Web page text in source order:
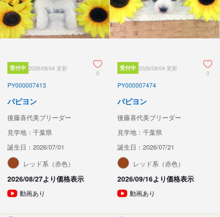
受付中 2026/08/04 更新
0
PY000007413
パピヨン
後藤喜代美ブリーダー
見学地：千葉県
誕生日：2026/07/01
レッド系（赤色）
2026/08/27より価格表示
動画あり
受付中 2026/08/04 更新
0
PY000007474
パピヨン
後藤喜代美ブリーダー
見学地：千葉県
誕生日：2026/07/21
レッド系（赤色）
2026/09/16より価格表示
動画あり